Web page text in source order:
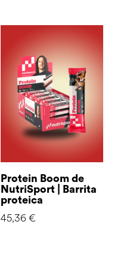
Protein Boom de
NutriSport | Barrita
proteica
45,36€